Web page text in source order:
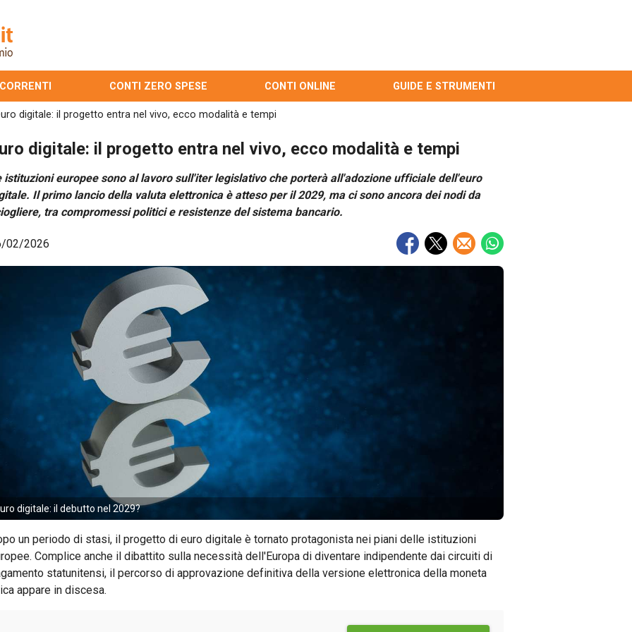
CONTI ZERO SPESE CONTI ONLINE GUIDE E STRUMENTI
digitale: il progetto entra nel vivo, ecco modalità e tempi
digitale: il progetto entra nel vivo, ecco modalità e tempi
istituzioni europee sono al lavoro sull'iter legislativo che porterà all'adozione ufficiale dell'euro
Il primo lancio della valuta elettronica è atteso per il 2029, ma ci sono ancora dei nodi da
tra compromessi politici e resistenze del sistema bancario.
02/2026
digitale: il debutto nel 2029?
un periodo di stasi, il progetto di euro digitale è tornato protagonista nei piani delle istituzioni
Complice anche il dibattito sulla necessità dell'Europa di diventare indipendente dai circuiti di
statunitensi, il percorso di approvazione definitiva della versione elettronica della moneta
appare in discesa.